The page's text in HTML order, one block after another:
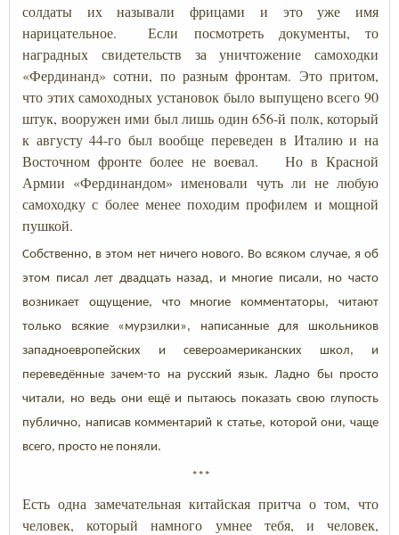
солдаты их называли фрицами и это уже имя
нарицательное. Если посмотреть документы, то
наградных свидетельств за уничтожение самоходки
«Фердинанд» сотни, по разным фронтам. Это притом,
что этих самоходных установок было выпущено всего 90
штук, вооружен ими был лишь один 656-й полк, который
к августу 44-го был вообще переведен в Италию и на
Восточном фронте более не воевал. Но в Красной
Армии «Фердинандом» именовали чуть ли не любую
самоходку с более менее походим профилем и мощной
пушкой.
Собственно, в этом нет ничего нового. Во всяком случае, я об
этом писал лет двадцать назад, и многие писали, но часто
возникает ощущение, что многие комментаторы, читают
только всякие «мурзилки», написанные для школьников
западноевропейских и североамериканских школ, и
переведённые зачем-то на русский язык. Ладно бы просто
читали, но ведь они ещё и пытаюсь показать свою глупость
публично, написав комментарий к статье, которой они, чаще
всего, просто не поняли.
***
Есть одна замечательная китайская притча о том, что
человек, который намного умнее тебя, и человек,